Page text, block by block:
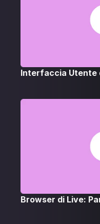
Interfaccia Utente
Browser di Live: